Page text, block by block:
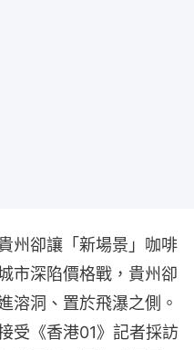
州卻讓「新場景」咖啡
市深陷價格戰，貴州卻
溶洞、置於飛瀑之側。
受《香港01》記者採訪